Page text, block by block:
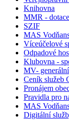
Knihovna
MMR - dotace
SZIF
MAS
Víceúčelové
Odpadové
Klubovna -
MV-
Ceník služeb
Pronájem
Pravidla pro
MAS
Digitální